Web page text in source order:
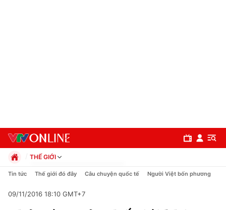
THẾ GIỚI
Chính trị
Pháp luật
Tin tức Thế giới đó đây Câu chuyện quốc tế Người Việt bốn phương
09/11/2016 18:10 GMT+7